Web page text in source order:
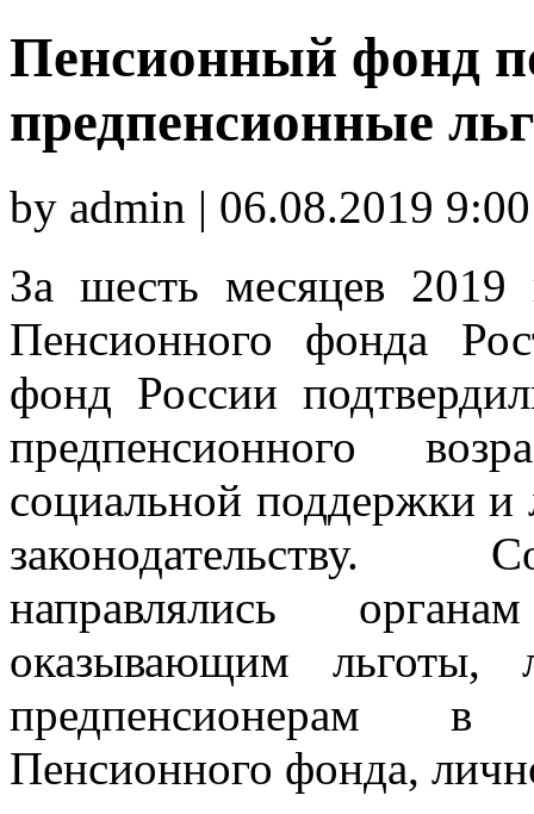
Пенсионный фонд
предпенсионные
by admin | 06.08.2019
За шесть месяцев 2019
Пенсионного фонда
фонд России
предпенсионного
социальной поддержки
законодательству.
направлялись
оказывающим льготы,
предпенсионерам в
Пенсионного фонда,